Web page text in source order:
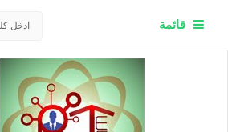
قائمة